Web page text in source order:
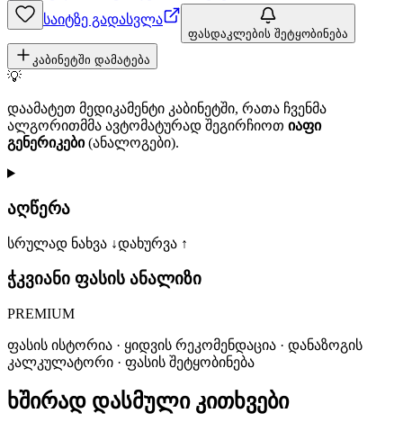
საიტზე გადასვლა
ფასდაკლების შეტყობინება
კაბინეტში დამატება
💡
დაამატეთ მედიკამენტი კაბინეტში, რათა ჩვენმა
ალგორითმმა ავტომატურად შეგირჩიოთ იაფი
გენერიკები(ანალოგები).
აღწერა
სრულად ნახვა ↓დახურვა ↑
ჭკვიანი ფასის ანალიზი
PREMIUM
ფასის ისტორია · ყიდვის რეკომენდაცია · დანაზოგის
კალკულატორი · ფასის შეტყობინება
ხშირად დასმული კითხვები